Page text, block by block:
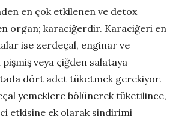
en çok etkilenen ve detox
organ; karaciğerdir. Karaciğeri en
ise zerdeçal, enginar ve
veya çiğden salataya
dört adet tüketmek gerekiyor.
yemeklere bölünerek tüketilince,
etkisine ek olarak sindirimi